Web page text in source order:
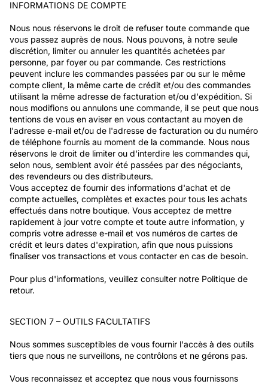
INFORMATIONS DE COMPTE
Nous nous réservons le droit de refuser toute commande que
vous passez auprès de nous. Nous pouvons, à notre seule
discrétion, limiter ou annuler les quantités achetées par
personne, par foyer ou par commande. Ces restrictions
peuvent inclure les commandes passées par ou sur le même
compte client, la même carte de crédit et/ou des commandes
utilisant la même adresse de facturation et/ou d'expédition. Si
nous modifions ou annulons une commande, il se peut que nous
tentions de vous en aviser en vous contactant au moyen de
l'adresse e-mail et/ou de l'adresse de facturation ou du numéro
de téléphone fournis au moment de la commande. Nous nous
réservons le droit de limiter ou d'interdire les commandes qui,
selon nous, semblent avoir été passées par des négociants,
des revendeurs ou des distributeurs.
Vous acceptez de fournir des informations d'achat et de
compte actuelles, complètes et exactes pour tous les achats
effectués dans notre boutique. Vous acceptez de mettre
rapidement à jour votre compte et toute autre information, y
compris votre adresse e-mail et vos numéros de cartes de
crédit et leurs dates d'expiration, afin que nous puissions
finaliser vos transactions et vous contacter en cas de besoin.
Pour plus d'informations, veuillez consulter notre Politique de
retour.
SECTION 7 – OUTILS FACULTATIFS
Nous sommes susceptibles de vous fournir l'accès à des outils
tiers que nous ne surveillons, ne contrôlons et ne gérons pas.
Vous reconnaissez et acceptez que nous vous fournissons